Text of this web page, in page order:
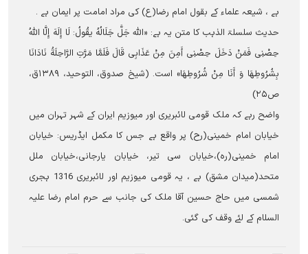
ہے ، شیعہ علماء کے بقول امام رضا(ع) کی مراد امامت پر ایمان ہے ۔
حدیث سلسلۃ الذہب کا متن یہ ہے: «اللَّه جَلَّ جَلَالُهُ یقُولُ: لَا إِلَهَ إِلَّا اللَّهُ
حِصْنِی فَمَنْ دَخَلَ حِصْنِی أَمِنَ مِنْ عَذَابِی قَالَ فَلَمَّا مَرَّتِ الرَّاحِلَةُ نَادَانَا
بِشُرُوطِهَا وَ أَنَا مِنْ شُرُوطِهَا» است. (شیخ صدوق، التوحید، ۱۳۸۹ق،
ص۲۵)
واضح رہے کہ ملک قومی لائبریری اور میوزیم ایران کے شہر تہران میں
خیابان امام خمینی(رح) پر واقع ہے جس کا مکمل ایڈریس: خیابان
امام خمینی(رہ)،خیابان سی تیر، خیابان یارجانی،خیابان ملل
متحد(میدان مشق) ہے ، یہ قومی میوزیم اور لائبریری 1316 ہجری
شمسی میں حاج حسین آقا ملک کی جانب سے حرم امام رضا علیہ
السلام کے لئے وقف کی گئی۔